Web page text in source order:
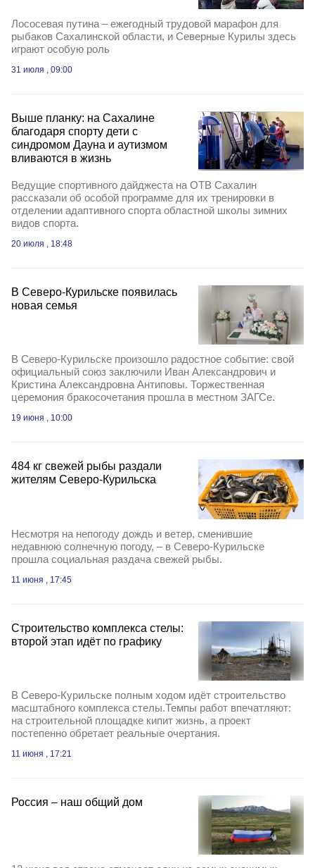
Лососевая путина – ежегодный трудовой марафон для
рыбаков Сахалинской области, и Северные Курилы здесь
играют особую роль
31 июля , 09:00
Выше планку: на Сахалине
благодаря спорту дети с
синдромом Дауна и аутизмом
вливаются в жизнь
Ведущие спортивного дайджеста на ОТВ Сахалин
рассказали об особой программе для их тренировки в
отделении адаптивного спорта областной школы зимних
видов спорта.
20 июля , 18:48
В Северо‑Курильске появилась
новая семья
В Северо‑Курильске произошло радостное событие: свой
официальный союз заключили Иван Александрович и
Кристина Александровна Антиповы. Торжественная
церемония бракосочетания прошла в местном ЗАГСе.
19 июня , 10:00
484 кг свежей рыбы раздали
жителям Северо‑Курильска
Несмотря на непогоду дождь и ветер, сменившие
недавнюю солнечную погоду, – в Северо‑Курильске
прошла социальная раздача свежей рыбы.
11 июня , 17:45
Строительство комплекса стелы:
второй этап идёт по графику
В Северо-Курильске полным ходом идёт строительство
масштабного комплекса стелы.Темпы работ впечатляют:
на строительной площадке кипит жизнь, а проект
постепенно обретает реальные очертания.
11 июня , 17:21
Россия – наш общий дом